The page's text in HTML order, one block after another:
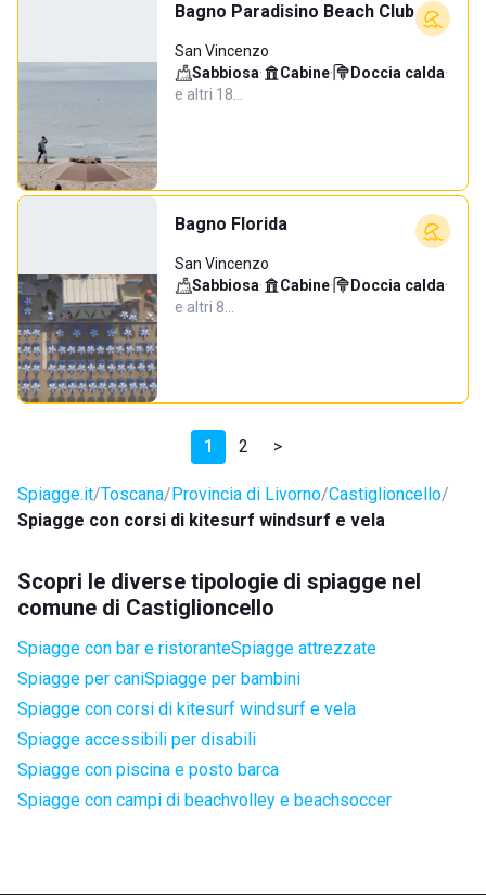
Bagno Paradisino Beach Club
San Vincenzo
Sabbiosa· Cabine· Doccia calda·
e altri 18…
Bagno Florida
San Vincenzo
Sabbiosa· Cabine· Doccia calda·
e altri 8…
1 2 >
Spiagge.it Toscana Provincia di Livorno Castiglioncello
Spiagge con corsi di kitesurf windsurf e vela
Scopri le diverse tipologie di spiagge nel
comune di Castiglioncello
Spiagge con bar e ristoranteSpiagge attrezzate
Spiagge per caniSpiagge per bambini
Spiagge con corsi di kitesurf windsurf e vela
Spiagge accessibili per disabili
Spiagge con piscina e posto barca
Spiagge con campi di beachvolley e beachsoccer